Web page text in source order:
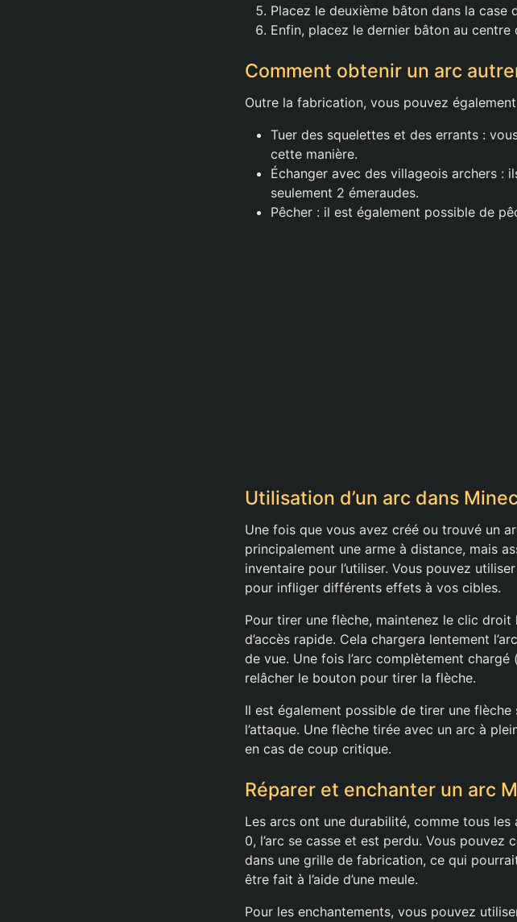
Placez le deuxième bâton dans la case
Enfin, placez le dernier bâton au centre
Comment obtenir un arc
Outre la fabrication, vous pouvez
Tuer des squelettes et des errants :
cette manière.
Échanger avec des villageois archers :
seulement 2 émeraudes.
Pêcher : il est également possible de
Utilisation d’un arc dans
Une fois que vous avez créé ou trouvé un
principalement une arme à distance, mais
inventaire pour l’utiliser. Vous pouvez
pour infliger différents effets à vos cibles.
Pour tirer une flèche, maintenez le clic
d’accès rapide. Cela chargera lentement
de vue. Une fois l’arc complètement
relâcher le bouton pour tirer la flèche.
Il est également possible de tirer une
l’attaque. Une flèche tirée avec un arc à
en cas de coup critique.
Réparer et enchanter un arc
Les arcs ont une durabilité, comme tous
0, l’arc se casse et est perdu. Vous
dans une grille de fabrication, ce qui
être fait à l’aide d’une meule.
Pour les enchantements, vous pouvez